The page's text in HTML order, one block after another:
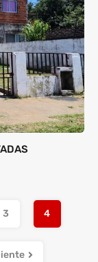
3 4